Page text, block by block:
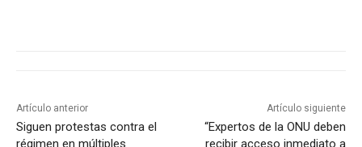
Artículo anterior
Siguen protestas contra el
régimen en múltiples
Artículo siguiente
“Expertos de la ONU deben
recibir acceso inmediato a